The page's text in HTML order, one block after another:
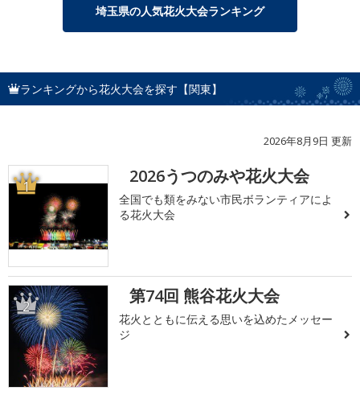
埼玉県の人気花火大会ランキング
ランキングから花火大会を探す【関東】
2026年8月9日 更新
1 2026うつのみや花火大会
全国でも類をみない市民ボランティアによ
る花火大会
2 第74回 熊谷花火大会
花火とともに伝える思いを込めたメッセー
ジ